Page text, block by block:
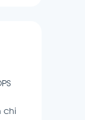
chi